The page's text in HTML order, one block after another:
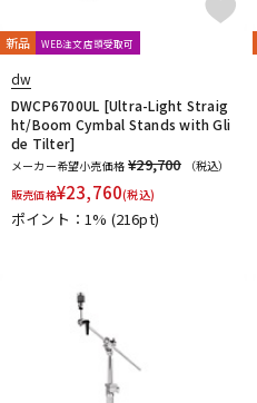
新品 WEB注文店頭受取可
dw
DWCP6700UL [Ultra-Light Straig
ht/Boom Cymbal Stands with Gli
de Tilter]
メーカー希望小売価格 ¥29,700
（税込）
販売価格¥23,760(税込)
ポイント：1% (216pt)